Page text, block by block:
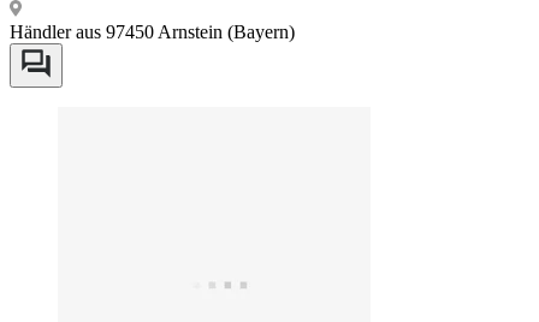
Händler aus 97450 Arnstein (Bayern)